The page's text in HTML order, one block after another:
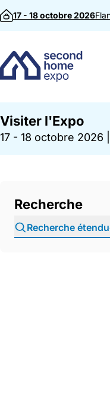
Passer au contenu
17 - 18 octobre 2026
Visiter l'Expo
17 - 18 octobre 2026
Recherche
Recherche